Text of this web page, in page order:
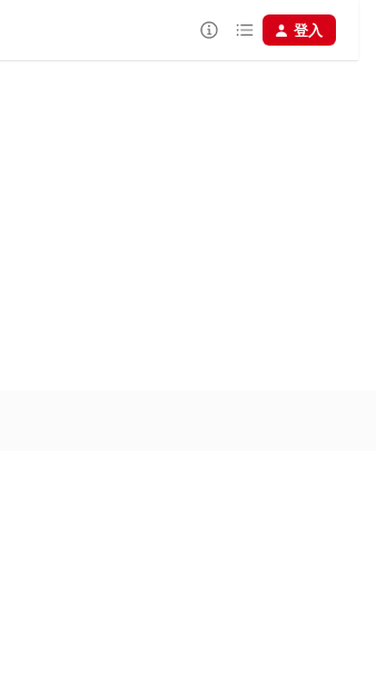
登入